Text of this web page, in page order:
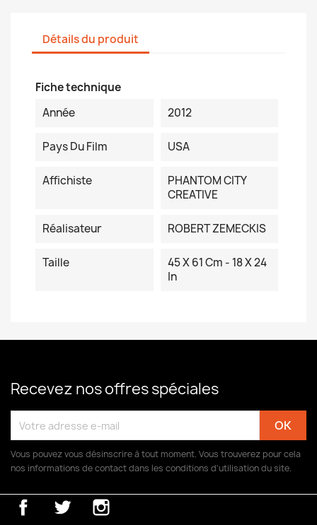
Détails du produit
Fiche technique
Année
2012
Pays Du Film USA
Affichiste
PHANTOM CITY
CREATIVE
Réalisateur ROBERT ZEMECKIS
Taille
45 X 61 Cm - 18 X 24
In
Recevez nos offres spéciales
Vous pouvez vous désinscrire à tout moment. Vous trouverez pour cela
nos informations de contact dans les conditions d'utilisation du site.
FacebookTwitter